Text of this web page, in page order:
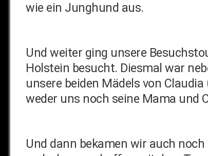
wie ein Junghund aus.
Und weiter ging unsere
Holstein besucht. Diesmal war
unsere beiden Mädels von
weder uns noch seine Mama und
Und dann bekamen wir auch